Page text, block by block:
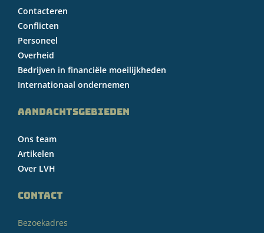
Contacteren
Conflicten
Personeel
Overheid
Bedrijven in financiële moeilijkheden
Internationaal ondernemen
AANDACHTSGEBIEDEN
Ons team
Artikelen
Over LVH
CONTACT
Bezoekadres